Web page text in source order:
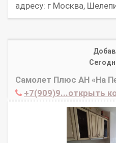
адресу: г Москва,
Самолет Плюс АН «На
+7(909)9...открыть